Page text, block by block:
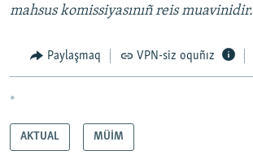
mahsus komissiyasınıñ reis muavinidir.
Paylaşmaq VPN-siz oquñız
*
AKTUAL MÜİM